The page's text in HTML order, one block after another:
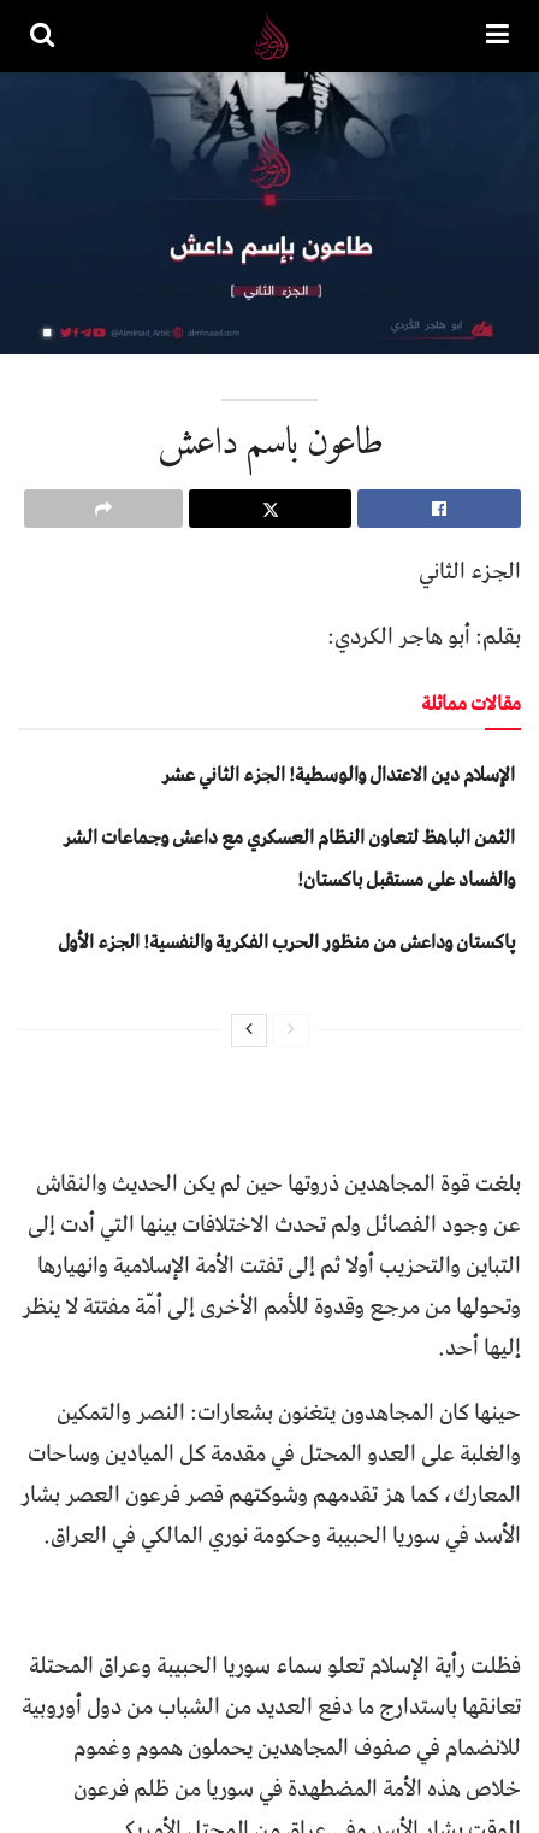
طاعون باسم داعش
الجزء الثاني
بقلم: أبو هاجر الكردي:
مقالات مماثلة
الإسلام دين الاعتدال والوسطية! الجزء الثاني عشر
الثمن الباهظ لتعاون النظام العسكري مع داعش وجماعات الشر
والفساد على مستقبل باكستان!
پاکستان وداعش من منظور الحرب الفكرية والنفسية! الجزء الأول
بلغت قوة المجاهدين ذروتها حين لم يكن الحديث والنقاش
عن وجود الفصائل ولم تحدث الاختلافات بينها التي أدت إلى
التباين والتحزيب أولا ثم إلى تفتت الأمة الإسلامية وانهيارها
وتحولها من مرجع وقدوة للأمم الأخرى إلى أمّة مفتتة لا ينظر
إليها أحد.
حينها كان المجاهدون يتغنون بشعارات: النصر والتمكين
والغلبة على العدو المحتل في مقدمة كل الميادين وساحات
المعارك، كما هز تقدمهم وشوكتهم قصر فرعون العصر بشار
الأسد في سوريا الحبيبة وحكومة نوري المالكي في العراق.
فظلت رأية الإسلام تعلو سماء سوريا الحبيبة وعراق المحتلة
تعانقها باستدارج ما دفع العديد من الشباب من دول أوروبية
للانضمام في صفوف المجاهدين يحملون هموم وغموم
خلاص هذه الأمة المضطهدة في سوريا من ظلم فرعون